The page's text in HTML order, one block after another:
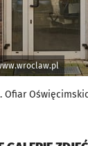
Ofiar